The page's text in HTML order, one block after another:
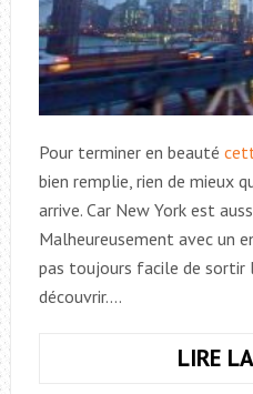
Pour terminer en beauté
bien remplie, rien de mieux
arrive. Car New York est
Malheureusement avec un
pas toujours facile de sortir
découvrir.…
LIRE